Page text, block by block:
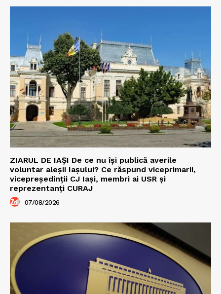
ZIARUL DE IAȘI De ce nu își publică averile
voluntar aleșii Iașului? Ce răspund viceprimarii,
vicepreședinții CJ Iași, membri ai USR și
reprezentanți CURAJ
07/08/2026